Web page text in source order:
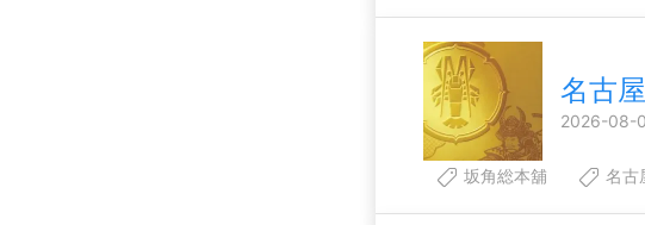
名古
2026-08-
坂角総本舖 名古